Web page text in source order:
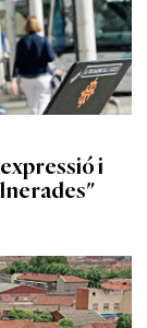
i